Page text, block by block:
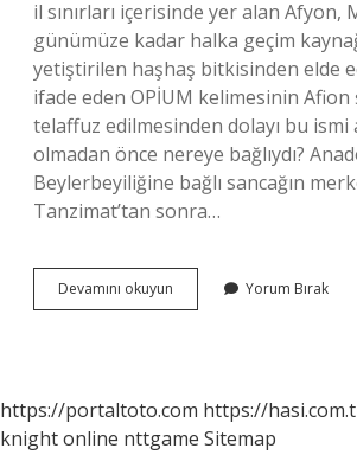
il sınırları içerisinde yer alan Afyon,
günümüze kadar halka geçim
yetiştirilen haşhaş bitkisinden elde
ifade eden OPİUM kelimesinin Afion
telaffuz edilmesinden dolayı bu ismi
olmadan önce nereye bağlıydı?
Beylerbeyiliğine bağlı sancağın
Tanzimat’tan sonra…
Devamını okuyun Afyonkarahisarın
Eski
Yorum Bırak
https://portaltoto.com https://
knight online nttgame Sitemap